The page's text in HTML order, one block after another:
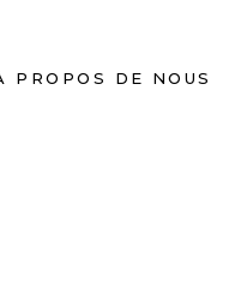
PROPOS DE NOUS